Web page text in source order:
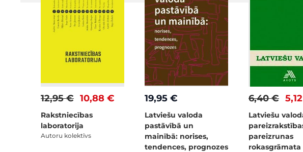
10,88 €
12,95 €
Rakstniecības
laboratorija
Autoru kolektīvs
19,95 €
Latviešu valoda
pastāvībā un
mainībā: norises,
tendences, prognozes
6,40 €
Latviešu
pareizrunas
rokasgrāmata